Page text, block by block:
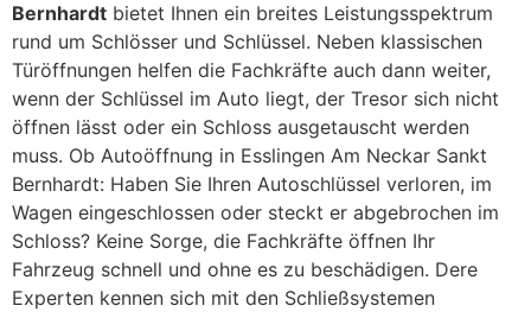
Bernhardt bietet Ihnen ein breites Leistungsspektrum
rund um Schlösser und Schlüssel. Neben klassischen
Türöffnungen helfen die Fachkräfte auch dann weiter,
wenn der Schlüssel im Auto liegt, der Tresor sich nicht
öffnen lässt oder ein Schloss ausgetauscht werden
muss. Ob Autoöffnung in Esslingen Am Neckar Sankt
Bernhardt: Haben Sie Ihren Autoschlüssel verloren, im
Wagen eingeschlossen oder steckt er abgebrochen im
Schloss? Keine Sorge, die Fachkräfte öffnen Ihr
Fahrzeug schnell und ohne es zu beschädigen. Dere
Experten kennen sich mit den Schließsystemen